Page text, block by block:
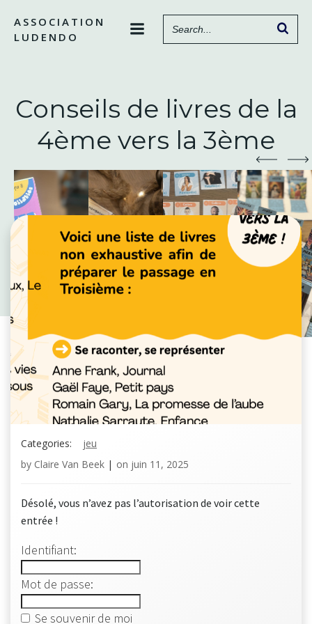
contenu
ASSOCIATION
LUDENDO
Conseils de livres de la
4ème vers la 3ème
Categories:
jeu
by Claire Van Beek | on juin 11, 2025
Désolé, vous n’avez pas l’autorisation de voir cette
entrée !
Identifiant:
Mot de passe:
Se souvenir de moi